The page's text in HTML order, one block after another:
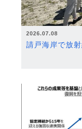
2026.07.08
請戸海岸で放